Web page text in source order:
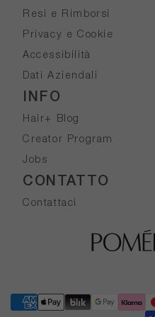
Resi e Rimborsi
Privacy e Cookie
Accessibilità
Dati Aziendali
INFO
Hair+ Blog
Creator Program
Jobs
CONTATTO
Contattaci
Metodi di pagamento